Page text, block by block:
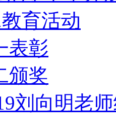
育活动
表彰
颁奖
刘向明老